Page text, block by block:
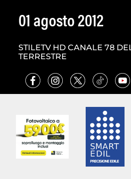
01 agosto 2012
STILETV HD CANALE 78
TERRESTRE